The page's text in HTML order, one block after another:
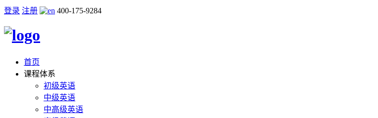
登录 注册 400-175-9284
首页
课程体系
初级英语
中级英语
中高级英语